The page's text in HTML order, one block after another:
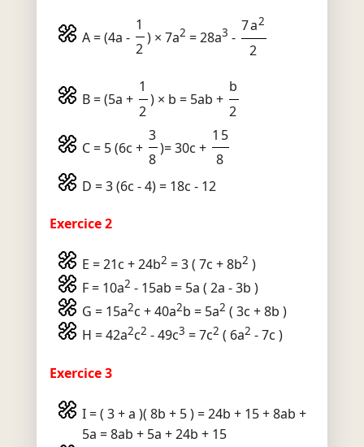
A = (4a -
1
2
) × 7a2 = 28a3 -
7a2
2
B = (5a +
1
2
) × b = 5ab +
b
2
C = 5 (6c +
3
8
)= 30c +
15
8
D = 3 (6c - 4) = 18c - 12
Exercice 2
E = 21c + 24b2 = 3 ( 7c + 8b2 )
F = 10a2 - 15ab = 5a ( 2a - 3b )
G = 15a2c + 40a2b = 5a2 ( 3c + 8b )
H = 42a2c2 - 49c3 = 7c2 ( 6a2 - 7c )
Exercice 3
I = ( 3 + a )( 8b + 5 ) = 24b + 15 + 8ab +
5a = 8ab + 5a + 24b + 15